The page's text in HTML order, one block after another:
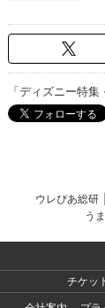
「ディズニー特
ウレぴあ総研
う
チケッ